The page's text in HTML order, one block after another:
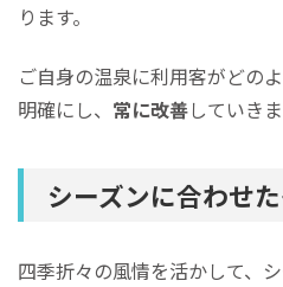
ります。
ご自身の温泉に利用客がどの
明確にし、 常に改善していき
シーズンに合わせ
四季折々の風情を活かして、